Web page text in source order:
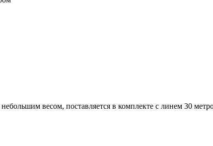
весом, поставляется в комплекте с линем 30